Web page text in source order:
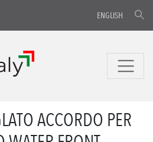
ENGLISH
ACCORDO PER